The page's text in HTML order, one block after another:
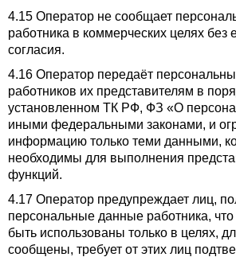
4.15 Оператор не сообщает
работника в коммерческих целях без
согласия.
4.16 Оператор передаёт
работников их представителям в
установленном ТК РФ, ФЗ «О
иными федеральными законами, и
информацию только теми данными,
необходимы для выполнения
функций.
4.17 Оператор предупреждает лиц,
персональные данные работника,
быть использованы только в целях,
сообщены, требует от этих лиц